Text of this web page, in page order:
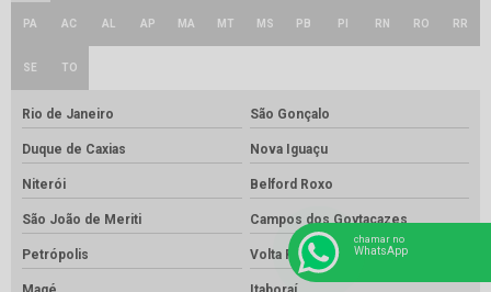
PA AC AL AP MA MT MS PB PI RN RO RR
SE TO
Rio de Janeiro São Gonçalo
Duque de Caxias Nova Iguaçu
Niterói Belford Roxo
São João de Meriti Campos dos Goytacazes
Petrópolis Volta Redonda
chamar no
WhatsApp